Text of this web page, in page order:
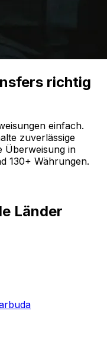
richtig
einfach.
zuverlässige
Überweisung in
130+ Währungen.
Länder